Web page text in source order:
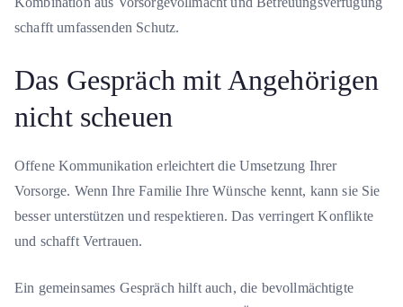
schafft umfassenden Schutz.
Das Gespräch mit Angehörigen
nicht scheuen
Offene Kommunikation erleichtert die Umsetzung Ihrer
Vorsorge. Wenn Ihre Familie Ihre Wünsche kennt, kann sie Sie
besser unterstützen und respektieren. Das verringert Konflikte
und schafft Vertrauen.
Ein gemeinsames Gespräch hilft auch, die bevollmächtigte